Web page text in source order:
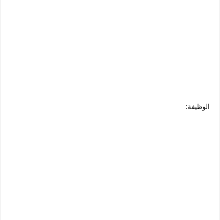
الوظيفة: